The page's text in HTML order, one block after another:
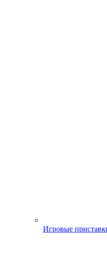
Игровые